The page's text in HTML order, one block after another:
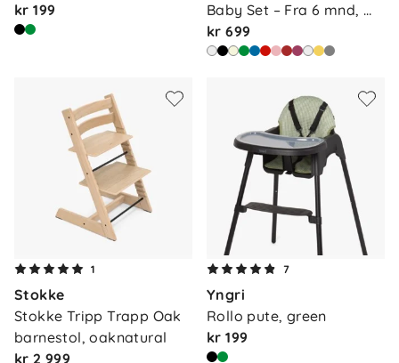
kr 199
Baby Set – Fra 6 mnd,
wa…
kr 699
1
Stokke
Stokke Tripp Trapp Oak
barnestol, oaknatural
kr 2 999
7
Yngri
Rollo pute, green
kr 199